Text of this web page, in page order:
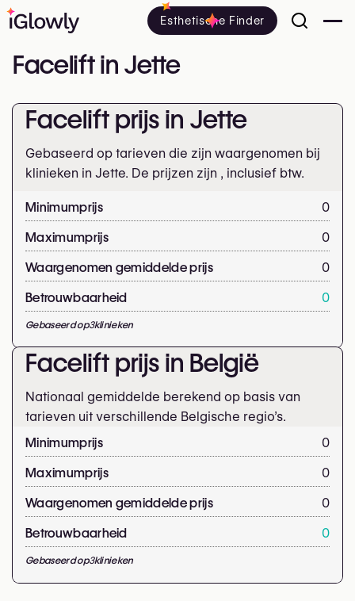
Esthetische Finder
Facelift in Jette
Facelift prijs in Jette
Gebaseerd op tarieven die zijn waargenomen bij
klinieken in Jette. De prijzen zijn , inclusief btw.
Minimumprijs
0
Maximumprijs
0
Waargenomen gemiddelde prijs
0
Betrouwbaarheid
0
Gebaseerd op3klinieken
Facelift prijs in België
Nationaal gemiddelde berekend op basis van
tarieven uit verschillende Belgische regio’s.
Minimumprijs
0
Maximumprijs
0
Waargenomen gemiddelde prijs
0
Betrouwbaarheid
0
Gebaseerd op3klinieken